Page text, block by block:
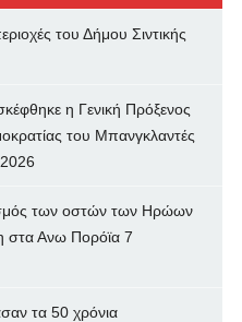
του Δήμου Σιντικής
η Γενική Πρόξενος
του Μπανγκλαντές
των oστών των Ηρώων
στα Ανω Πορόϊα 7
τα 50 χρόνια